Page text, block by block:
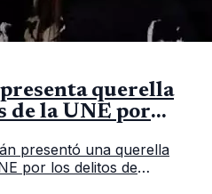
querella
de la UNE por
presentó una querella
por los delitos de